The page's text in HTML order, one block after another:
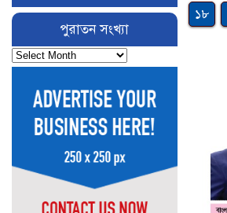
পুরাতন সংখ্যা
পুরাতন
সংখ্যা
১৮